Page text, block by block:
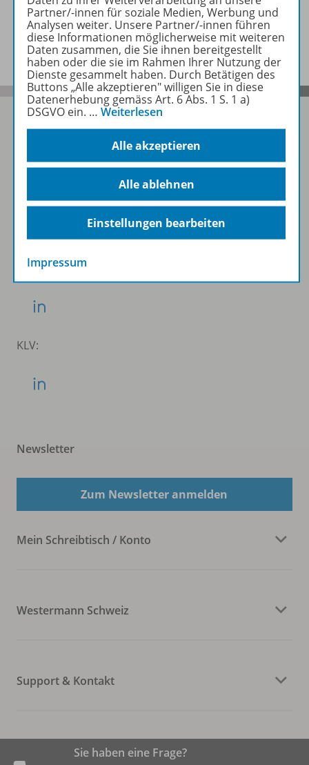
Gratis für Sie! zu folgenden
Werken
Folgen Sie uns auf Social Media
WSS:
KLV:
Newsletter
Zum Newsletter anmelden
Mein Schreibtisch / Konto
Westermann Schweiz
Support & Kontakt
Sie haben eine Frage?
Partner/-innen für soziale Medien, Werbung und
Analysen weiter. Unsere Partner/-innen führen
diese Informationen möglicherweise mit weiteren
Daten zusammen, die Sie ihnen bereitgestellt
haben oder die sie im Rahmen Ihrer Nutzung der
Dienste gesammelt haben. Durch Betätigen des
Buttons „Alle akzeptieren" willigen Sie in diese
Datenerhebung gemäss Art. 6 Abs. 1 S. 1 a)
DSGVO ein. … Weiterlesen
Alle akzeptieren
Alle ablehnen
Einstellungen bearbeiten
Impressum